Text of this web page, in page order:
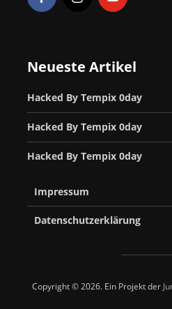
Neueste Artikel
Hacked By Tempix 0day
Hacked By Tempix 0day
Hacked By Tempix 0day
Impressum
Datenschutzerklärung
Copyright © 2026. Ein Projekt der